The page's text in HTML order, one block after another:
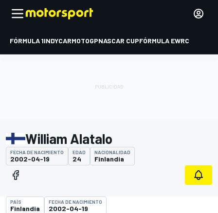
FÓRMULA 1INDYCARMOTOGPNASCAR CUPFÓRMULA EWRC
William Alatalo
FECHA DE NACIMIENTO
2002-04-19
EDAD
24
NACIONALIDAD
Finlandia
PAÍS
Finlandia
FECHA DE NACIMIENTO
2002-04-19